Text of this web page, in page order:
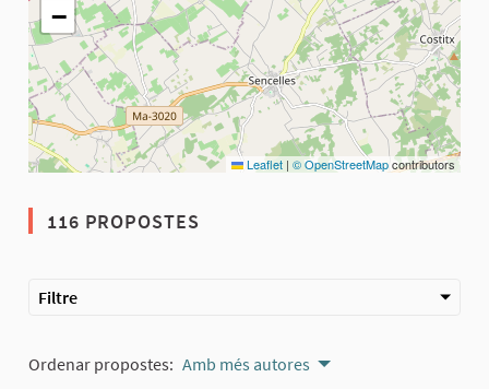
−
Leaflet | © OpenStreetMapcontributors
116 PROPOSTES
Filtre
Ordenar propostes: Amb més autores